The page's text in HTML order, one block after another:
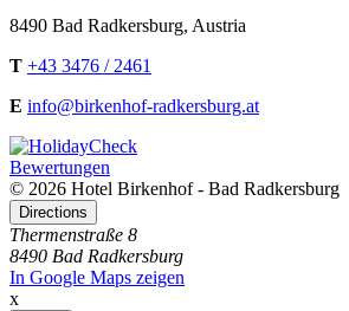
8490 Bad Radkersburg, Austria
T +43 3476 / 2461
E info@birkenhof-radkersburg.at
Bewertungen
© 2026 Hotel Birkenhof - Bad Radkersburg
Directions
Thermenstraße 8
8490 Bad Radkersburg
In Google Maps zeigen
x